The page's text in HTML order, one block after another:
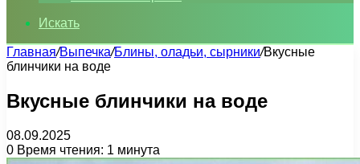
Искать
Главная/Выпечка/Блины, оладьи, сырники/Вкусные
блинчики на воде
Вкусные блинчики на воде
08.09.2025
0 Время чтения: 1 минута